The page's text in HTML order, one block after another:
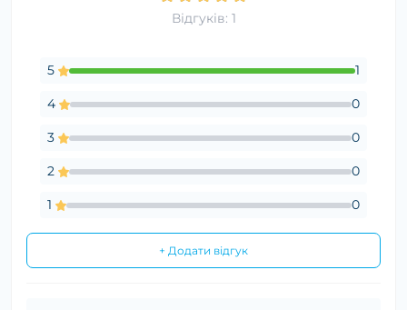
Відгуків: 1
5 1
4 0
3 0
2 0
1 0
+ Додати відгук